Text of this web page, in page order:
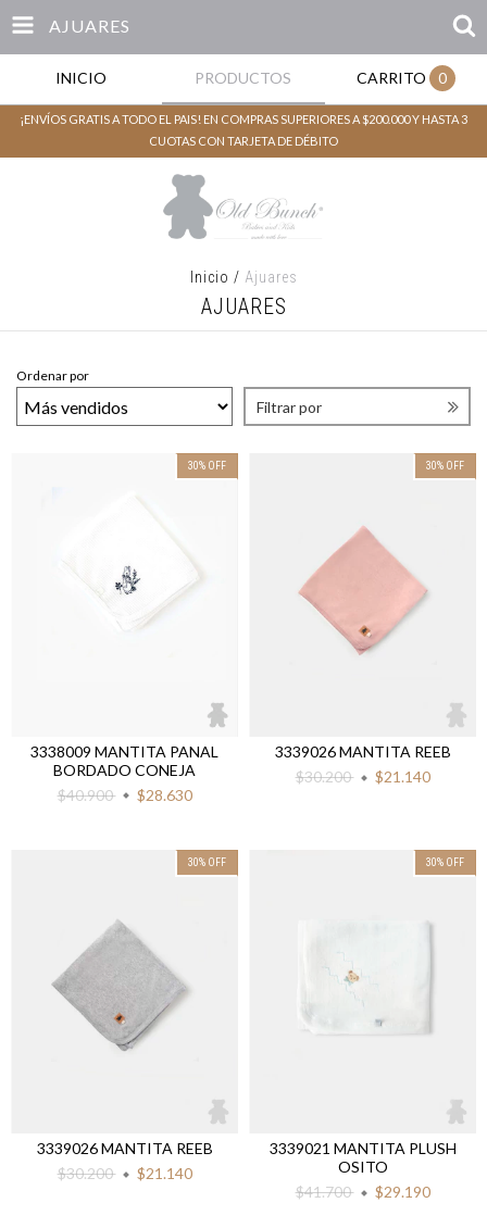
AJUARES
INICIO PRODUCTOS CARRITO 0
¡ENVÍOS GRATIS A TODO EL PAIS! EN COMPRAS SUPERIORES A $200.000 Y HASTA 3
CUOTAS CON TARJETA DE DÉBITO
Inicio / Ajuares
AJUARES
Ordenar por
Filtrar por
30% OFF
3338009 MANTITA PANAL
BORDADO CONEJA
$40.900
$28.630
30% OFF
3339026 MANTITA REEB
$30.200
$21.140
30% OFF
3339026 MANTITA REEB
$30.200
$21.140
30% OFF
3339021 MANTITA PLUSH
OSITO
$41.700
$29.190